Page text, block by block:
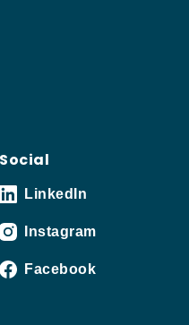
Social
LinkedIn
Instagram
Facebook